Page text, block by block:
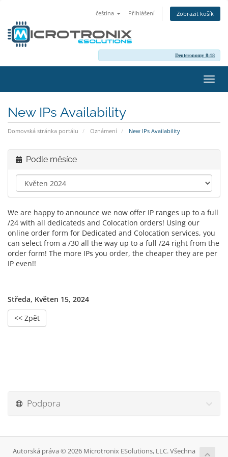
čeština Přihlášení Zobrazit košík
Deuteronomy 8:18
New IPs Availability
Domovská stránka portálu Oznámení New IPs Availability
Podle měsíce
We are happy to announce we now offer IP ranges up to a full
/24 with all dedicateds and Colocation orders! Using our
online order form for Dedicated and Colocation services, you
can select from a /30 all the way up to a full /24 right from the
order form! The more IPs you order, the cheaper they are per
IP even!!
Středa, Květen 15, 2024
<< Zpět
Podpora
Autorská práva © 2026 Microtronix ESolutions, LLC. Všechna